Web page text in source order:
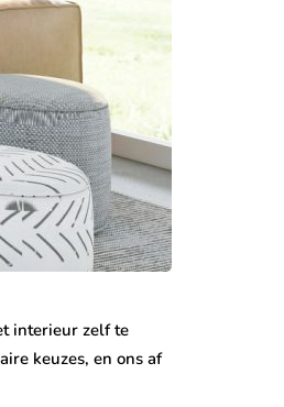
interieur zelf te
keuzes, en ons af